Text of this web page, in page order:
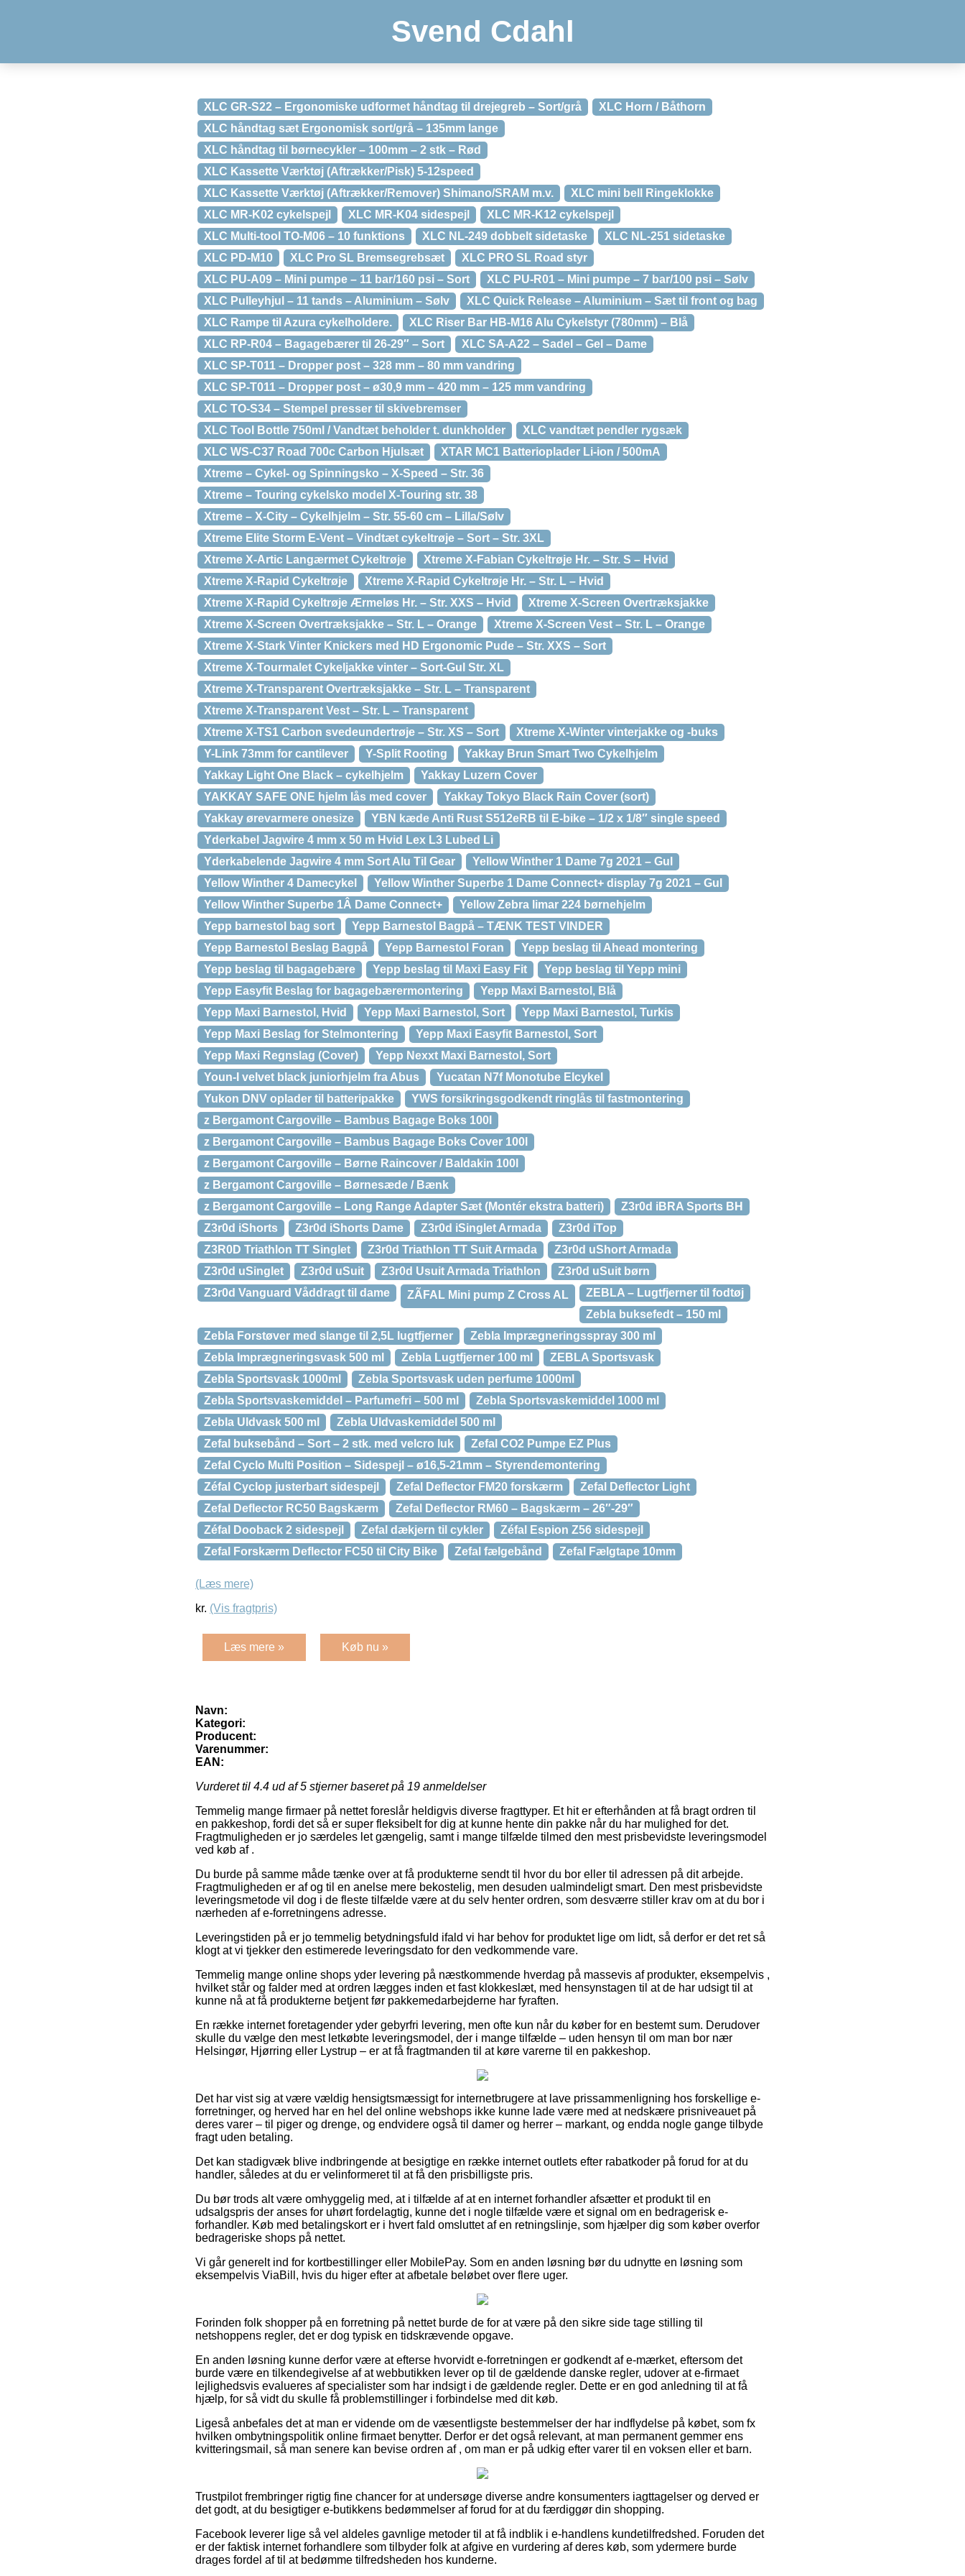
Svend Cdahl
XLC GR-S22 – Ergonomiske udformet håndtag til drejegreb – Sort/grå
XLC Horn / Båthorn
XLC håndtag sæt Ergonomisk sort/grå – 135mm lange
XLC håndtag til børnecykler – 100mm – 2 stk – Rød
XLC Kassette Værktøj (Aftrækker/Pisk) 5-12speed
XLC Kassette Værktøj (Aftrækker/Remover) Shimano/SRAM m.v.
XLC mini bell Ringeklokke
XLC MR-K02 cykelspejl
XLC MR-K04 sidespejl
XLC MR-K12 cykelspejl
XLC Multi-tool TO-M06 – 10 funktions
XLC NL-249 dobbelt sidetaske
XLC NL-251 sidetaske
XLC PD-M10
XLC Pro SL Bremsegrebsæt
XLC PRO SL Road styr
XLC PU-A09 – Mini pumpe – 11 bar/160 psi – Sort
XLC PU-R01 – Mini pumpe – 7 bar/100 psi – Sølv
XLC Pulleyhjul – 11 tands – Aluminium – Sølv
XLC Quick Release – Aluminium – Sæt til front og bag
XLC Rampe til Azura cykelholdere.
XLC Riser Bar HB-M16 Alu Cykelstyr (780mm) – Blå
XLC RP-R04 – Bagagebærer til 26-29″ – Sort
XLC SA-A22 – Sadel – Gel – Dame
XLC SP-T011 – Dropper post – 328 mm – 80 mm vandring
XLC SP-T011 – Dropper post – ø30,9 mm – 420 mm – 125 mm vandring
XLC TO-S34 – Stempel presser til skivebremser
XLC Tool Bottle 750ml / Vandtæt beholder t. dunkholder
XLC vandtæt pendler rygsæk
XLC WS-C37 Road 700c Carbon Hjulsæt
XTAR MC1 Batterioplader Li-ion / 500mA
Xtreme – Cykel- og Spinningsko – X-Speed – Str. 36
Xtreme – Touring cykelsko model X-Touring str. 38
Xtreme – X-City – Cykelhjelm – Str. 55-60 cm – Lilla/Sølv
Xtreme Elite Storm E-Vent – Vindtæt cykeltrøje – Sort – Str. 3XL
Xtreme X-Artic Langærmet Cykeltrøje
Xtreme X-Fabian Cykeltrøje Hr. – Str. S – Hvid
Xtreme X-Rapid Cykeltrøje
Xtreme X-Rapid Cykeltrøje Hr. – Str. L – Hvid
Xtreme X-Rapid Cykeltrøje Ærmeløs Hr. – Str. XXS – Hvid
Xtreme X-Screen Overtræksjakke
Xtreme X-Screen Overtræksjakke – Str. L – Orange
Xtreme X-Screen Vest – Str. L – Orange
Xtreme X-Stark Vinter Knickers med HD Ergonomic Pude – Str. XXS – Sort
Xtreme X-Tourmalet Cykeljakke vinter – Sort-Gul Str. XL
Xtreme X-Transparent Overtræksjakke – Str. L – Transparent
Xtreme X-Transparent Vest – Str. L – Transparent
Xtreme X-TS1 Carbon svedeundertrøje – Str. XS – Sort
Xtreme X-Winter vinterjakke og -buks
Y-Link 73mm for cantilever
Y-Split Rooting
Yakkay Brun Smart Two Cykelhjelm
Yakkay Light One Black – cykelhjelm
Yakkay Luzern Cover
YAKKAY SAFE ONE hjelm lås med cover
Yakkay Tokyo Black Rain Cover (sort)
Yakkay ørevarmere onesize
YBN kæde Anti Rust S512eRB til E-bike – 1/2 x 1/8″ single speed
Yderkabel Jagwire 4 mm x 50 m Hvid Lex L3 Lubed Li
Yderkabelende Jagwire 4 mm Sort Alu Til Gear
Yellow Winther 1 Dame 7g 2021 – Gul
Yellow Winther 4 Damecykel
Yellow Winther Superbe 1 Dame Connect+ display 7g 2021 – Gul
Yellow Winther Superbe 1Â Dame Connect+
Yellow Zebra limar 224 børnehjelm
Yepp barnestol bag sort
Yepp Barnestol Bagpå – TÆNK TEST VINDER
Yepp Barnestol Beslag Bagpå
Yepp Barnestol Foran
Yepp beslag til Ahead montering
Yepp beslag til bagagebære
Yepp beslag til Maxi Easy Fit
Yepp beslag til Yepp mini
Yepp Easyfit Beslag for bagagebærermontering
Yepp Maxi Barnestol, Blå
Yepp Maxi Barnestol, Hvid
Yepp Maxi Barnestol, Sort
Yepp Maxi Barnestol, Turkis
Yepp Maxi Beslag for Stelmontering
Yepp Maxi Easyfit Barnestol, Sort
Yepp Maxi Regnslag (Cover)
Yepp Nexxt Maxi Barnestol, Sort
Youn-I velvet black juniorhjelm fra Abus
Yucatan N7f Monotube Elcykel
Yukon DNV oplader til batteripakke
YWS forsikringsgodkendt ringlås til fastmontering
z Bergamont Cargoville – Bambus Bagage Boks 100l
z Bergamont Cargoville – Bambus Bagage Boks Cover 100l
z Bergamont Cargoville – Børne Raincover / Baldakin 100l
z Bergamont Cargoville – Børnesæde / Bænk
z Bergamont Cargoville – Long Range Adapter Sæt (Montér ekstra batteri)
Z3r0d iBRA Sports BH
Z3r0d iShorts
Z3r0d iShorts Dame Z3r0d iSinglet Armada
Z3r0d iTop
Z3R0D Triathlon TT Singlet
Z3r0d Triathlon TT Suit Armada
Z3r0d uShort Armada
Z3r0d uSinglet
Z3r0d uSuit Z3r0d Usuit Armada Triathlon
Z3r0d uSuit børn
Z3r0d Vanguard Våddragt til dame
ZÃFAL Mini pump Z Cross AL
ZEBLA – Lugtfjerner til fodtøj
Zebla buksefedt – 150 ml
Zebla Forstøver med slange til 2,5L lugtfjerner
Zebla Imprægneringsspray 300 ml
Zebla Imprægneringsvask 500 ml
Zebla Lugtfjerner 100 ml
ZEBLA Sportsvask
Zebla Sportsvask 1000ml
Zebla Sportsvask uden perfume 1000ml
Zebla Sportsvaskemiddel – Parfumefri – 500 ml
Zebla Sportsvaskemiddel 1000 ml
Zebla Uldvask 500 ml
Zebla Uldvaskemiddel 500 ml
Zefal buksebånd – Sort – 2 stk. med velcro luk
Zefal CO2 Pumpe EZ Plus
Zefal Cyclo Multi Position – Sidespejl – ø16,5-21mm – Styrendemontering
Zéfal Cyclop justerbart sidespejl
Zefal Deflector FM20 forskærm
Zefal Deflector Light
Zefal Deflector RC50 Bagskærm
Zefal Deflector RM60 – Bagskærm – 26″-29″
Zéfal Dooback 2 sidespejl
Zefal dækjern til cykler
Zéfal Espion Z56 sidespejl
Zefal Forskærm Deflector FC50 til City Bike
Zefal fælgebånd Zefal Fælgtape 10mm
(Læs mere)
kr. (Vis fragtpris)
Læs mere » Køb nu »
Navn:
Kategori:
Producent:
Varenummer:
EAN:
Vurderet til 4.4 ud af 5 stjerner baseret på 19 anmeldelser
Temmelig mange firmaer på nettet foreslår heldigvis diverse fragttyper. Et hit er efterhånden at få bragt ordren til
en pakkeshop, fordi det så er super fleksibelt for dig at kunne hente din pakke når du har mulighed for det.
Fragtmuligheden er jo særdeles let gængelig, samt i mange tilfælde tilmed den mest prisbevidste leveringsmodel
ved køb af .
Du burde på samme måde tænke over at få produkterne sendt til hvor du bor eller til adressen på dit arbejde.
Fragtmuligheden er af og til en anelse mere bekostelig, men desuden ualmindeligt smart. Den mest prisbevidste
leveringsmetode vil dog i de fleste tilfælde være at du selv henter ordren, som desværre stiller krav om at du bor i
nærheden af e-forretningens adresse.
Leveringstiden på er jo temmelig betydningsfuld ifald vi har behov for produktet lige om lidt, så derfor er det ret så
klogt at vi tjekker den estimerede leveringsdato for den vedkommende vare.
Temmelig mange online shops yder levering på næstkommende hverdag på massevis af produkter, eksempelvis ,
hvilket står og falder med at ordren lægges inden et fast klokkeslæt, med hensynstagen til at de har udsigt til at
kunne nå at få produkterne betjent før pakkemedarbejderne har fyraften.
En række internet foretagender yder gebyrfri levering, men ofte kun når du køber for en bestemt sum. Derudover
skulle du vælge den mest letkøbte leveringsmodel, der i mange tilfælde – uden hensyn til om man bor nær
Helsingør, Hjørring eller Lystrup – er at få fragtmanden til at køre varerne til en pakkeshop.
Det har vist sig at være vældig hensigtsmæssigt for internetbrugere at lave prissammenligning hos forskellige e-
forretninger, og herved har en hel del online webshops ikke kunne lade være med at nedskære prisniveauet på
deres varer – til piger og drenge, og endvidere også til damer og herrer – markant, og endda nogle gange tilbyde
fragt uden betaling.
Det kan stadigvæk blive indbringende at besigtige en række internet outlets efter rabatkoder på forud for at du
handler, således at du er velinformeret til at få den prisbilligste pris.
Du bør trods alt være omhyggelig med, at i tilfælde af at en internet forhandler afsætter et produkt til en
udsalgspris der anses for uhørt fordelagtig, kunne det i nogle tilfælde være et signal om en bedragerisk e-
forhandler. Køb med betalingskort er i hvert fald omsluttet af en retningslinje, som hjælper dig som køber overfor
bedrageriske shops på nettet.
Vi går generelt ind for kortbestillinger eller MobilePay. Som en anden løsning bør du udnytte en løsning som
eksempelvis ViaBill, hvis du higer efter at afbetale beløbet over flere uger.
Forinden folk shopper på en forretning på nettet burde de for at være på den sikre side tage stilling til
netshoppens regler, det er dog typisk en tidskrævende opgave.
En anden løsning kunne derfor være at efterse hvorvidt e-forretningen er godkendt af e-mærket, eftersom det
burde være en tilkendegivelse af at webbutikken lever op til de gældende danske regler, udover at e-firmaet
lejlighedsvis evalueres af specialister som har indsigt i de gældende regler. Dette er en god anledning til at få
hjælp, for så vidt du skulle få problemstillinger i forbindelse med dit køb.
Ligeså anbefales det at man er vidende om de væsentligste bestemmelser der har indflydelse på købet, som fx
hvilken ombytningspolitik online firmaet benytter. Derfor er det også relevant, at man permanent gemmer ens
kvitteringsmail, så man senere kan bevise ordren af , om man er på udkig efter varer til en voksen eller et barn.
Trustpilot frembringer rigtig fine chancer for at undersøge diverse andre konsumenters iagttagelser og derved er
det godt, at du besigtiger e-butikkens bedømmelser af forud for at du færdiggør din shopping.
Facebook leverer lige så vel aldeles gavnlige metoder til at få indblik i e-handlens kundetilfredshed. Foruden det
er der faktisk internet forhandlere som tilbyder folk at afgive en vurdering af deres køb, som ydermere burde
drages fordel af til at bedømme tilfredsheden hos kunderne.